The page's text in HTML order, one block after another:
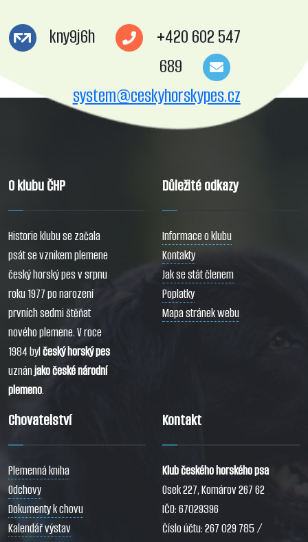
kny9j6h
+420 602 547
689
system@ceskyhorskypes.cz
O klubu ČHP
Historie klubu se začala
psát se vznikem plemene
český horský pes v srpnu
roku 1977 po narození
prvních sedmi štěňat
nového plemene. V roce
1984 bylčeský horský pes
uznánjako české národní
plemeno.
Důležité odkazy
Informace o klubu
Kontakty
Jak se stát členem
Poplatky
Mapa stránek webu
Chovatelství
Plemenná kniha
Odchovy
Dokumenty k chovu
Kalendář výstav
Kontakt
Klub českého horského psa
Osek 227, Komárov 267 62
IČO: 67029396
Číslo účtu: 267 029 785 /